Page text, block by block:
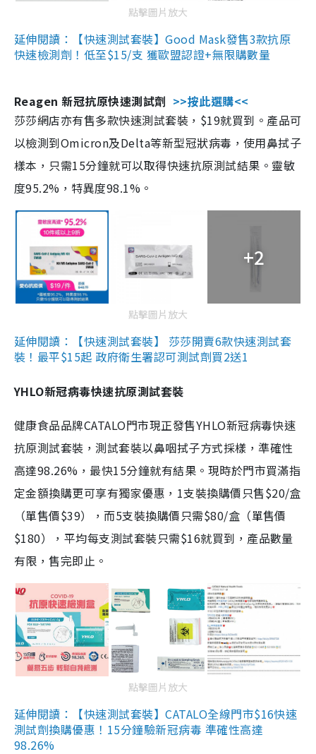
點擊圖片放大
延伸閱讀：【快速測試套裝】Good Mask發售3款抗原
快速檢測劑！低至$15/支 獲歐盟認證+無限購數量
Reagen 新冠抗原快速測試劑 >>按此選購<<
莎莎網店亦有售多款快速測試套裝，$19就買到。產品可
以檢測到Omicron及Delta等新型冠狀病毒，使用鼻拭子
樣本，只需15分鐘就可以取得快速抗原測試結果。靈敏
度95.2%，特異度98.1%。
+2
點擊圖片放大
延伸閱讀：【快速測試套裝】 莎莎開賣6款快速測試套
裝！最平$15起 政府衛生署認可測試劑買2送1
YHLO新冠病毒快速抗原測試套裝
健康食品品牌CATALO門市現正發售YHLO新冠病毒快速
抗原測試套裝，測試套裝以鼻咽拭子方式採樣，準確性
高達98.26%，最快15分鐘就有結果。現時於門市買滿指
定金額換購更可享有獨家優惠，1支裝換購價只售$20/盒
（單售價$39），而5支裝換購價只需$80/盒（單售價
$180），平均每支測試套裝只需$16就買到，產品數量
有限，售完即止。
點擊圖片放大
延伸閱讀：【快速測試套裝】CATALO全線門市$16快速
測試劑換購優惠！15分鐘驗新冠病毒 準確性高達
98.26%